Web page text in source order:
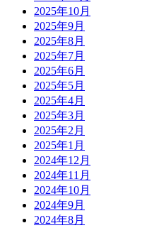
2025年10月
2025年9月
2025年8月
2025年7月
2025年6月
2025年5月
2025年4月
2025年3月
2025年2月
2025年1月
2024年12月
2024年11月
2024年10月
2024年9月
2024年8月